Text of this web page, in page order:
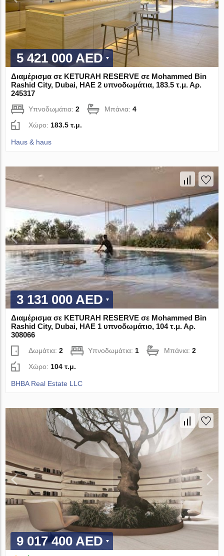
5 421 000 AED
Διαμέρισμα σε KETURAH RESERVE σε Mohammed Bin
Rashid City, Dubai, ΗΑΕ 2 υπνοδωμάτια, 183.5 τ.μ. Αρ.
245317
Υπνοδωμάτια:2 Μπάνια:4
Χώρο:183.5 τ.μ.
Haus & haus
3 131 000 AED
Διαμέρισμα σε KETURAH RESERVE σε Mohammed Bin
Rashid City, Dubai, ΗΑΕ 1 υπνοδωμάτιο, 104 τ.μ. Αρ.
308066
Δωμάτια:2 Υπνοδωμάτια: 1 Μπάνια:2
Χώρο: 104 τ.μ.
BHBA Real Estate LLC
9 017 400 AED